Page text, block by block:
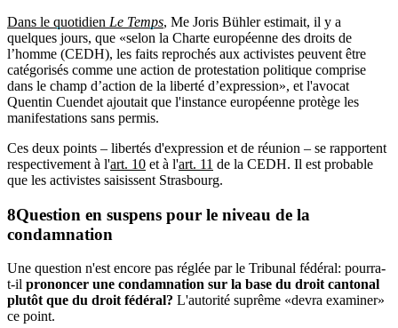
Dans le quotidien Le Temps, Me Joris Bühler estimait, il y a
quelques jours, que «selon la Charte européenne des droits de
l’homme (CEDH), les faits reprochés aux activistes peuvent être
catégorisés comme une action de protestation politique comprise
dans le champ d’action de la liberté d’expression», et l'avocat
Quentin Cuendet ajoutait que l'instance européenne protège les
manifestations sans permis.
Ces deux points – libertés d'expression et de réunion – se rapportent
respectivement à l'art. 10 et à l'art. 11 de la CEDH. Il est probable
que les activistes saisissent Strasbourg.
Question en suspens pour le niveau de la
condamnation
Une question n'est encore pas réglée par le Tribunal fédéral: pourra-
t-il prononcer une condamnation sur la base du droit cantonal
plutôt que du droit fédéral? L'autorité suprême «devra examiner»
ce point.